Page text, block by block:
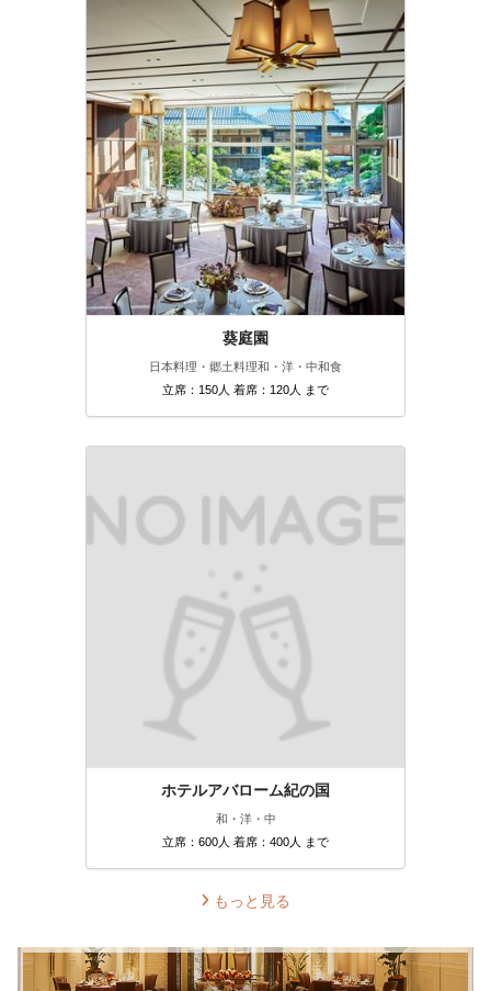
葵庭園
日本料理・郷土料理和・洋・中和食
立席：150人 着席：120人 まで
ホテルアバローム紀の国
和・洋・中
立席：600人 着席：400人 まで
もっと見る